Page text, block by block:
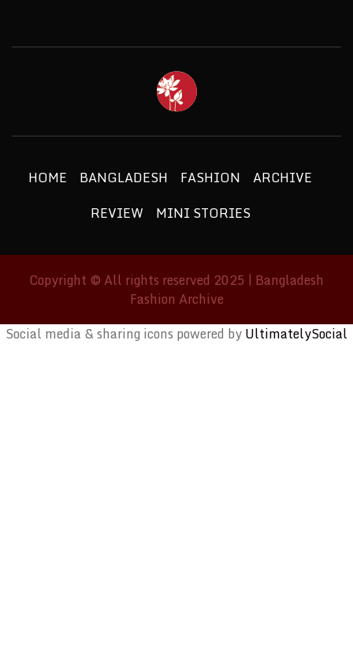
HOME BANGLADESH FASHION
ARCHIVE
REVIEW
MINI STORIES
Copyright © All rights reserved 2025 | Bangladesh
Fashion Archive
Social media & sharing icons powered byUltimatelySocial